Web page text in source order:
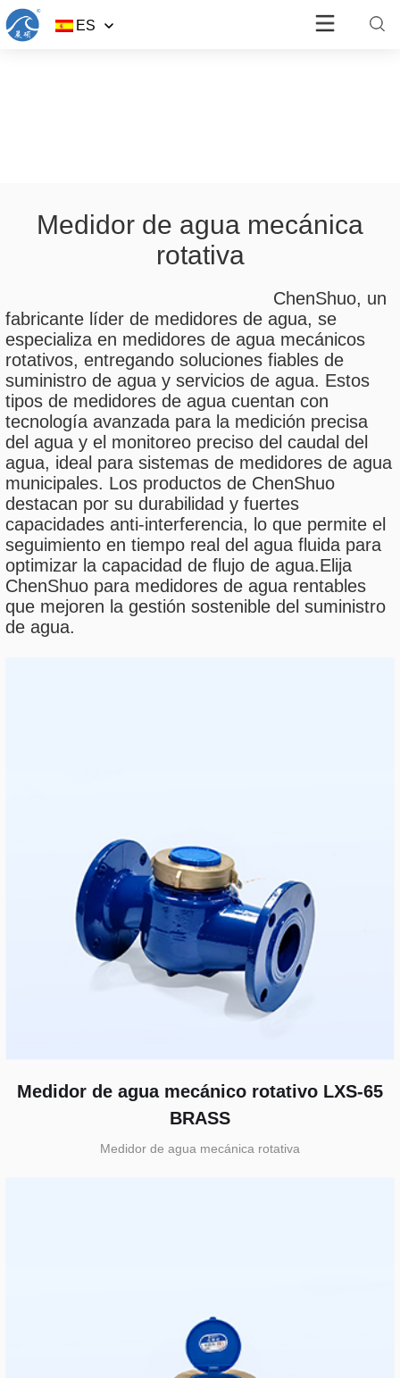
ES
Medidor de agua mecánica
rotativa
ChenShuo, un
fabricante líder de medidores de agua, se
especializa en medidores de agua mecánicos
rotativos, entregando soluciones fiables de
suministro de agua y servicios de agua. Estos
tipos de medidores de agua cuentan con
tecnología avanzada para la medición precisa
del agua y el monitoreo preciso del caudal del
agua, ideal para sistemas de medidores de agua
municipales. Los productos de ChenShuo
destacan por su durabilidad y fuertes
capacidades anti-interferencia, lo que permite el
seguimiento en tiempo real del agua fluida para
optimizar la capacidad de flujo de agua.Elija
ChenShuo para medidores de agua rentables
que mejoren la gestión sostenible del suministro
de agua.
Medidor de agua mecánico rotativo LXS-65
BRASS
Medidor de agua mecánica rotativa